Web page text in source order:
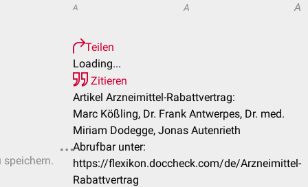
speichern.
A A A
Teilen
Loading...
Zitieren
Artikel Arzneimittel-Rabattvertrag:
Marc Kößling, Dr. Frank Antwerpes, Dr. med.
Miriam Dodegge, Jonas Autenrieth
Abrufbar unter:
https://flexikon.doccheck.com/de/Arzneimittel-
Rabattvertrag